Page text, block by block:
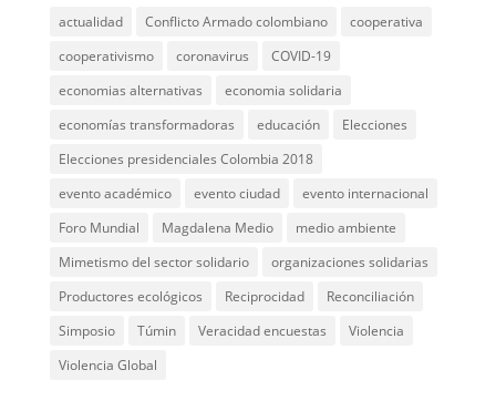
actualidad Conflicto Armado colombiano
cooperativa
cooperativismo
coronavirus
COVID-19
economias alternativas
economia solidaria
economías transformadoras
educación
Elecciones
Elecciones presidenciales Colombia 2018
evento académico
evento ciudad
evento internacional
Foro Mundial
Magdalena Medio
medio ambiente
Mimetismo del sector solidario
organizaciones solidarias
Productores ecológicos
Reciprocidad
Reconciliación
Simposio
Túmin Veracidad encuestas
Violencia
Violencia Global